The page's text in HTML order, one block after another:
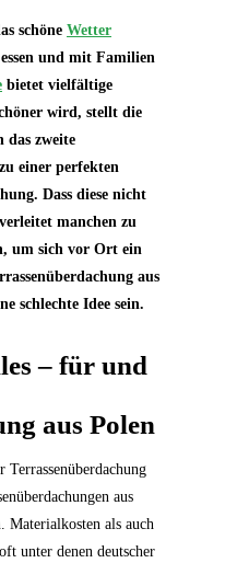
schöne Wetter
und mit Familien
bietet vielfältige
wird, stellt die
das zweite
einer perfekten
Dass diese nicht
manchen zu
um sich vor Ort ein
aus
schlechte Idee sein.
– für und
aus Polen
aus
Materialkosten als auch
unter denen deutscher